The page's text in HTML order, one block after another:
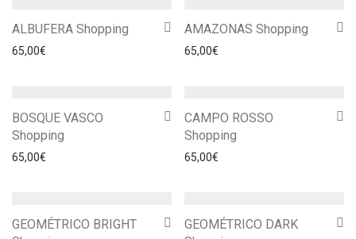
ALBUFERA Shopping
65,00€
AMAZONAS Shopping
65,00€
BOSQUE VASCO
Shopping
65,00€
CAMPO ROSSO
Shopping
65,00€
GEOMÉTRICO BRIGHT
GEOMÉTRICO DARK